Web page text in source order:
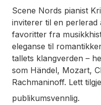
Scene Nords pianist
inviterer til en perlerad
favoritter fra
eleganse til
tallets klangverden –
som Händel, Mozart,
Rachmaninoff. Lett
publikumsvennlig.